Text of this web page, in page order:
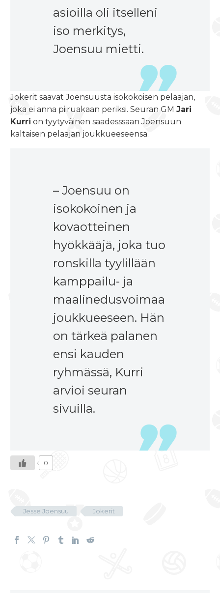
asioilla oli itselleni
iso merkitys,
Joensuu mietti.
Jokerit saavat Joensuusta isokokoisen pelaajan,
joka ei anna piiruakaan periksi. Seuran GM Jari
Kurri on tyytyväinen saadesssaan Joensuun
kaltaisen pelaajan joukkueeseensa.
– Joensuu on
isokokoinen ja
kovaotteinen
hyökkääjä, joka tuo
ronskilla tyylillään
kamppailu- ja
maalinedusvoimaa
joukkueeseen. Hän
on tärkeä palanen
ensi kauden
ryhmässä, Kurri
arvioi seuran
sivuilla.
0
Jesse Joensuu Jokerit